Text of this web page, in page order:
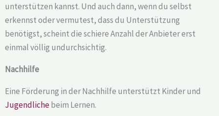
unterstützen kannst. Und auch dann, wenn du selbst
erkennst oder vermutest, dass du Unterstützung
benötigst, scheint die schiere Anzahl der Anbieter erst
einmal völlig undurchsichtig.
Nachhilfe
Eine Förderung in der Nachhilfe unterstützt Kinder und
Jugendlichebeim Lernen.